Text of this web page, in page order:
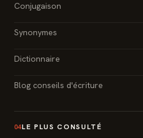
Conjugaison
Synonymes
Dictionnaire
Blog conseils d'écriture
04LE PLUS CONSULTÉ